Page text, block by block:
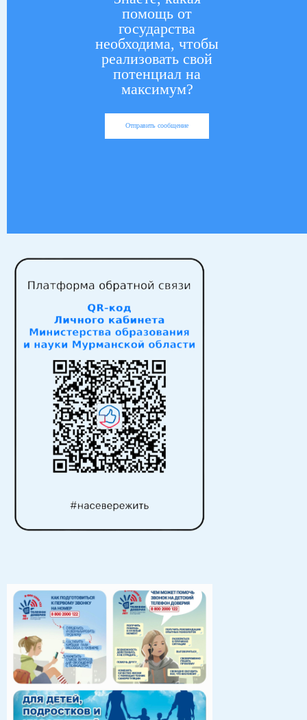
помощь от
государства
необходима, чтобы
реализовать свой
потенциал на
максимум?
Отправить сообщение